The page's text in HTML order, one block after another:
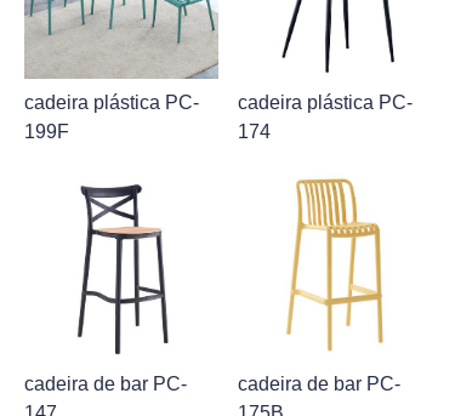
cadeira plástica PC-
199F
cadeira plástica PC-
174
cadeira de bar PC-
cadeira de bar PC-